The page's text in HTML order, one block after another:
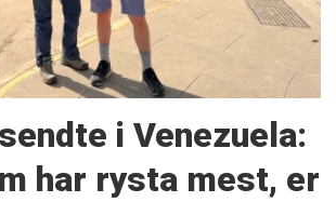
i Venezuela:
har rysta mest, er